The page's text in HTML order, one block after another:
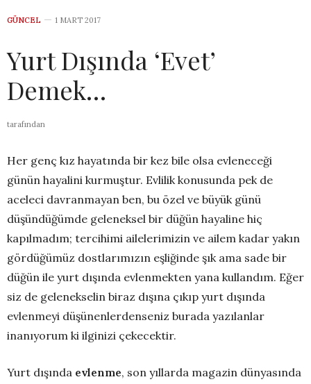
GÜNCEL 1 MART 2017
Yurt Dışında ‘Evet’
Demek…
tarafından
Her genç kız hayatında bir kez bile olsa evleneceği
günün hayalini kurmuştur. Evlilik konusunda pek de
aceleci davranmayan ben, bu özel ve büyük günü
düşündüğümde geleneksel bir düğün hayaline hiç
kapılmadım; tercihimi ailelerimizin ve ailem kadar yakın
gördüğümüz dostlarımızın eşliğinde şık ama sade bir
düğün ile yurt dışında evlenmekten yana kullandım. Eğer
siz de gelenekselin biraz dışına çıkıp yurt dışında
evlenmeyi düşünenlerdenseniz burada yazılanlar
inanıyorum ki ilginizi çekecektir.
Yurt dışında evlenme, son yıllarda magazin dünyasında